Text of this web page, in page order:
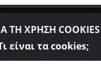
ΤΗ ΧΡΗΣΗ COOKIES
είναι τα cookies;